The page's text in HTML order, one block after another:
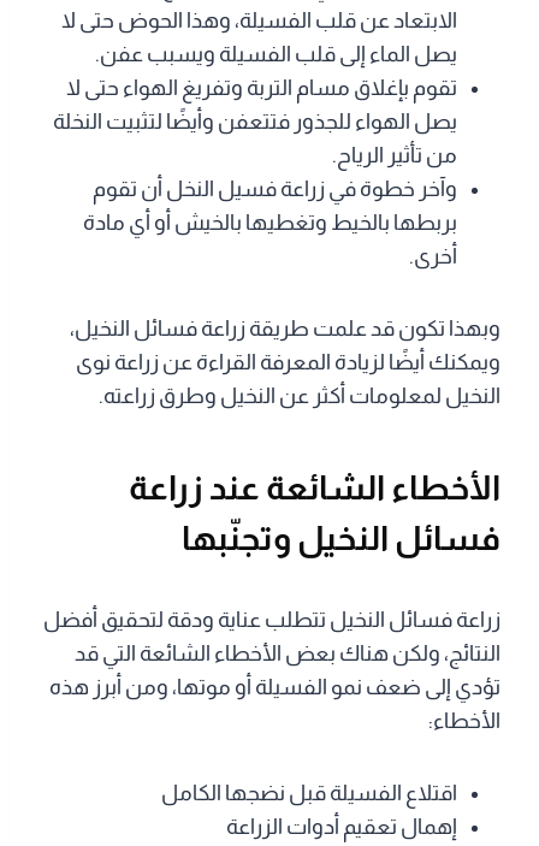
الابتعاد عن قلب الفسيلة، وهذا الحوض حتى لا
يصل الماء إلى قلب الفسيلة ويسبب عفن.
تقوم بإغلاق مسام التربة وتفريغ الهواء حتى لا
يصل الهواء للجذور فتتعفن وأيضًا لتثبيت النخلة
من تأثير الرياح.
وآخر خطوة في زراعة فسيل النخل أن تقوم
بربطها بالخيط وتغطيها بالخيش أو أي مادة
أخرى.
وبهذا تكون قد علمت طريقة زراعة فسائل النخيل،
ويمكنك أيضًا لزيادة المعرفة القراءة عن زراعة نوى
النخيل لمعلومات أكثر عن النخيل وطرق زراعته.
الأخطاء الشائعة عند زراعة
فسائل النخيل وتجنّبها
زراعة فسائل النخيل تتطلب عناية ودقة لتحقيق أفضل
النتائج، ولكن هناك بعض الأخطاء الشائعة التي قد
تؤدي إلى ضعف نمو الفسيلة أو موتها، ومن أبرز هذه
الأخطاء:
اقتلاع الفسيلة قبل نضجها الكامل
إهمال تعقيم أدوات الزراعة